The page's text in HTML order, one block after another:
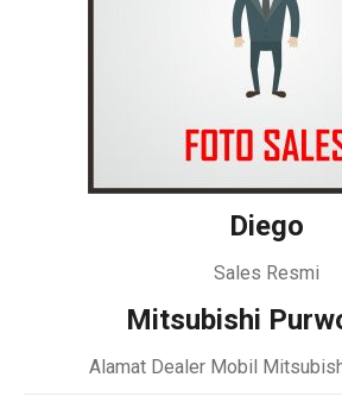
Diego
Sales Resmi
Mitsubishi
Alamat Dealer Mobil